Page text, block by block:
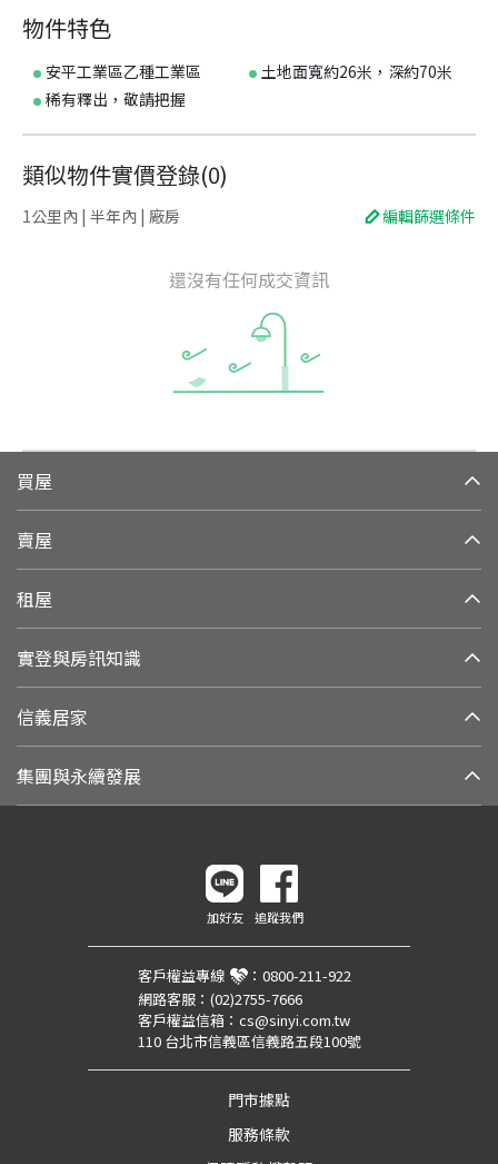
物件特色
安平工業區乙種工業區
土地面寬約26米，深約70米
稀有釋出，敬請把握
類似物件實價登錄(0)
1公里內 | 半年內 | 廠房 編輯篩選條件
還沒有任何成交資訊
買屋
賣屋
租屋
實登與房訊知識
信義居家
集團與永續發展
加好友 追蹤我們
客戶權益專線 ： 0800-211-922
網路客服： (02)2755-7666
客戶權益信箱： cs@sinyi.com.tw
110 台北市信義區信義路五段100號
門市據點
服務條款